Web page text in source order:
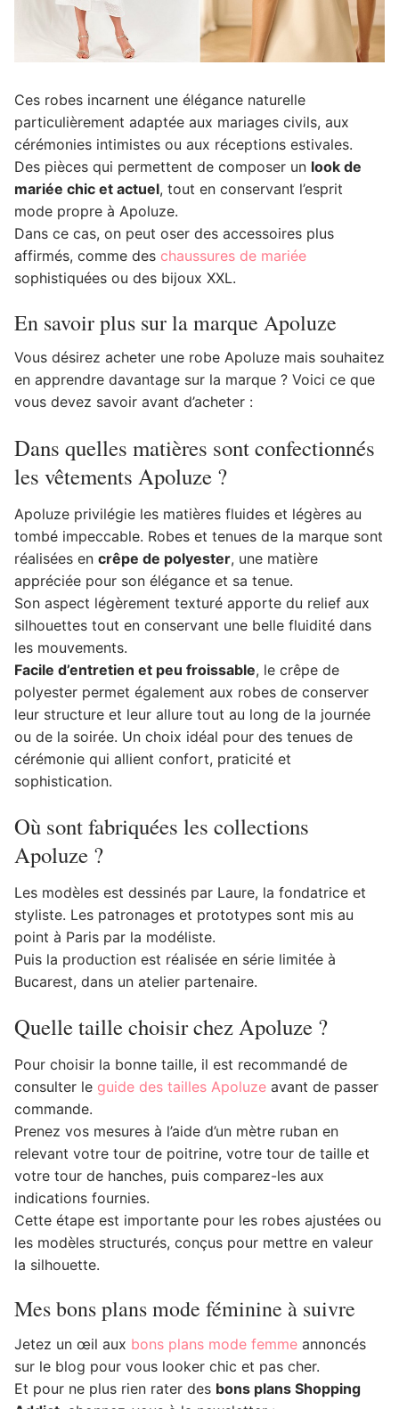
Ces robes incarnent une élégance naturelle
particulièrement adaptée aux mariages civils, aux
cérémonies intimistes ou aux réceptions estivales.
Des pièces qui permettent de composer un look de
mariée chic et actuel, tout en conservant l’esprit
mode propre à Apoluze.
Dans ce cas, on peut oser des accessoires plus
affirmés, comme des chaussures de mariée
sophistiquées ou des bijoux XXL.
En savoir plus sur la marque Apoluze
Vous désirez acheter une robe Apoluze mais souhaitez
en apprendre davantage sur la marque ? Voici ce que
vous devez savoir avant d’acheter :
Dans quelles matières sont confectionnés
les vêtements Apoluze ?
Apoluze privilégie les matières fluides et légères au
tombé impeccable. Robes et tenues de la marque sont
réalisées en crêpe de polyester, une matière
appréciée pour son élégance et sa tenue.
Son aspect légèrement texturé apporte du relief aux
silhouettes tout en conservant une belle fluidité dans
les mouvements.
Facile d’entretien et peu froissable, le crêpe de
polyester permet également aux robes de conserver
leur structure et leur allure tout au long de la journée
ou de la soirée. Un choix idéal pour des tenues de
cérémonie qui allient confort, praticité et
sophistication.
Où sont fabriquées les collections
Apoluze ?
Les modèles est dessinés par Laure, la fondatrice et
styliste. Les patronages et prototypes sont mis au
point à Paris par la modéliste.
Puis la production est réalisée en série limitée à
Bucarest, dans un atelier partenaire.
Quelle taille choisir chez Apoluze ?
Pour choisir la bonne taille, il est recommandé de
consulter le guide des tailles Apoluze avant de passer
commande.
Prenez vos mesures à l’aide d’un mètre ruban en
relevant votre tour de poitrine, votre tour de taille et
votre tour de hanches, puis comparez-les aux
indications fournies.
Cette étape est importante pour les robes ajustées ou
les modèles structurés, conçus pour mettre en valeur
la silhouette.
Mes bons plans mode féminine à suivre
Jetez un œil aux bons plans mode femme annoncés
sur le blog pour vous looker chic et pas cher.
Et pour ne plus rien rater des bons plans Shopping